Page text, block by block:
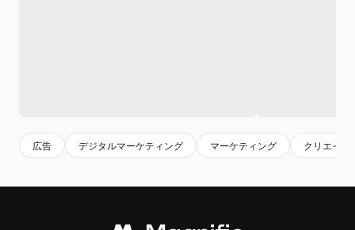
広告 デジタルマーケティング マーケティング クリエイテ